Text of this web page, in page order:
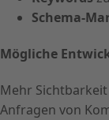
Schema-
Mögliche
Mehr
Anfragen von